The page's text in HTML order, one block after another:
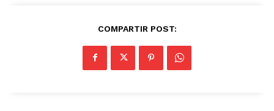
COMPARTIR POST: